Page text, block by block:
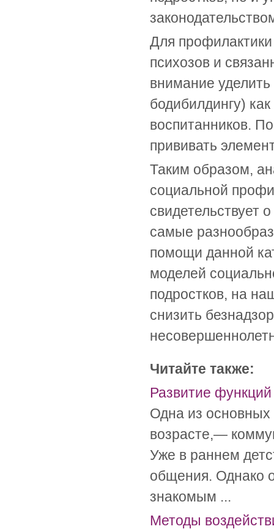
Для
психозов и
внимание уделить
бодибилдингу)
воспитанников.
прививать
Таким образом,
социальной
свидетельствует
самые
помощи данной
моделей
подростков, на
снизить
Читайте также:
Развитие
Одна из
возрасте,—
Уже в раннем
общения. Однако
знакомым ...
Методы